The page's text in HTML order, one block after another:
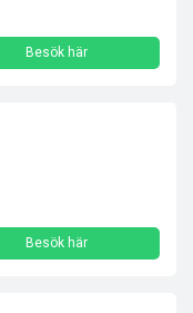
Besök här
Besök här